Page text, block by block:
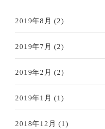
2019年8月 (2)
2019年7月 (2)
2019年2月 (2)
2019年1月 (1)
2018年12月 (1)